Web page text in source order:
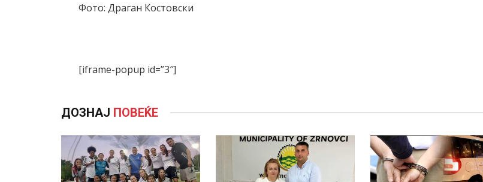
Фото: Драган Костовски
[iframe-popup id=”3″]
ДОЗНАЈ ПОВЕЌЕ